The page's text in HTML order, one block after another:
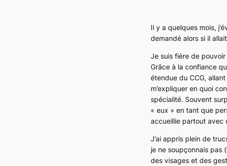
Il y a quelques mois,
demandé alors si il
Je suis fière de
Grâce à la confiance
étendue du CCG,
m’expliquer en quoi
spécialité. Souvent
« eux » en tant que
accueillie partout avec
J’ai appris plein de
je ne soupçonnais pas
des visages et des